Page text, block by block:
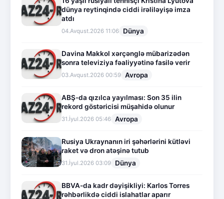
dünya reytinqində ciddi irəliləyişə imza
atdı
04.Avqust.2026 11:06 Dünya
Davina Makkol xərçənglə mübarizədən
sonra televiziya fəaliyyətinə fasilə verir
03.Avqust.2026 00:59 Avropa
ABŞ-da qızılca yayılması: Son 35 ilin
rekord göstəricisi müşahidə olunur
31.İyul.2026 05:46 Avropa
Rusiya Ukraynanın iri şəhərlərini kütləvi
raket və dron atəşinə tutub
31.İyul.2026 03:09 Dünya
BBVA-da kadr dəyişikliyi: Karlos Torres
rəhbərlikdə ciddi islahatlar aparır